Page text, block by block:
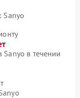
Sanyo
в течении